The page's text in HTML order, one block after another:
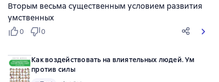
Вторым весьма существенным условием развития
умственных
0 0
Как воздействовать на влиятельных людей. Ум
против силы